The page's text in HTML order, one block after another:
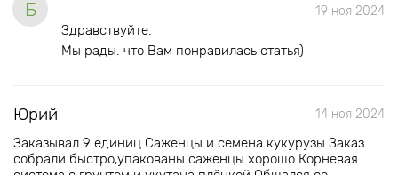
Б 19 ноя 2024
Здравствуйте.
Мы рады. что Вам понравилась статья)
Юрий 14 ноя 2024
Заказывал 9 единиц.Саженцы и семена кукурузы.Заказ
собрали быстро,упакованы саженцы хорошо.Корневая